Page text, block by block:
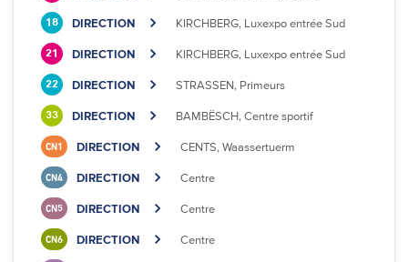
18 DIRECTION KIRCHBERG, Luxexpo entrée Sud
21 DIRECTION KIRCHBERG, Luxexpo entrée Sud
22 DIRECTION STRASSEN, Primeurs
33 DIRECTION BAMBËSCH, Centre sportif
CN1 DIRECTION CENTS, Waassertuerm
CN4 DIRECTION Centre
CN5 DIRECTION Centre
CN6 DIRECTION Centre